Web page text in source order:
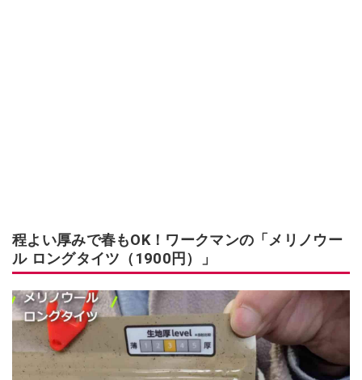
程よい厚みで春もOK！ワークマンの「メリノウー
ル ロングタイツ（1900円）」